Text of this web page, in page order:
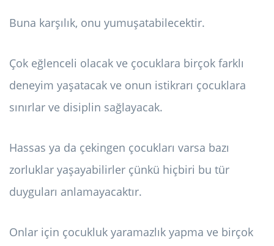
Buna karşılık, onu yumuşatabilecektir.
Çok eğlenceli olacak ve çocuklara birçok farklı
deneyim yaşatacak ve onun istikrarı çocuklara
sınırlar ve disiplin sağlayacak.
Hassas ya da çekingen çocukları varsa bazı
zorluklar yaşayabilirler çünkü hiçbiri bu tür
duyguları anlamayacaktır.
Onlar için çocukluk yaramazlık yapma ve birçok